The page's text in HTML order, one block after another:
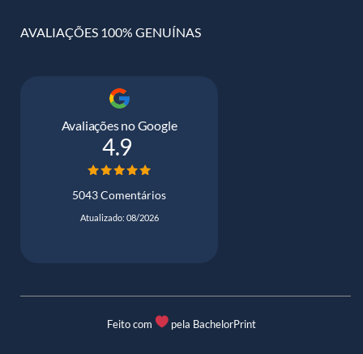
AVALIAÇÕES 100% GENUÍNAS
Avaliações no Google
4.9
5043 Comentários
Atualizado: 08/2026
Feito com pela BachelorPrint